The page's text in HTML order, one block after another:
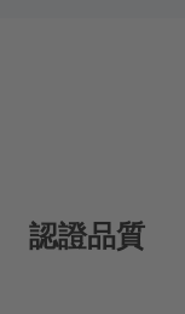
認證品質